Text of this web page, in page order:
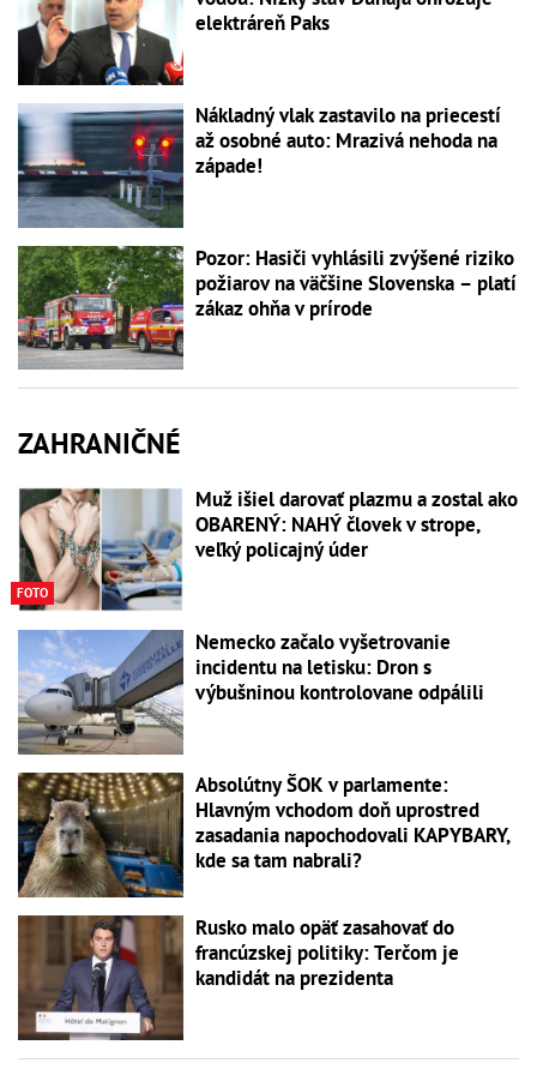
elektráreň Paks
Nákladný vlak zastavilo na priecestí
až osobné auto: Mrazivá nehoda na
západe!
Pozor: Hasiči vyhlásili zvýšené riziko
požiarov na väčšine Slovenska – platí
zákaz ohňa v prírode
ZAHRANIČNÉ
FOTO
Muž išiel darovať plazmu a zostal ako
OBARENÝ: NAHÝ človek v strope,
veľký policajný úder
Nemecko začalo vyšetrovanie
incidentu na letisku: Dron s
výbušninou kontrolovane odpálili
Absolútny ŠOK v parlamente:
Hlavným vchodom doň uprostred
zasadania napochodovali KAPYBARY,
kde sa tam nabrali?
Rusko malo opäť zasahovať do
francúzskej politiky: Terčom je
kandidát na prezidenta